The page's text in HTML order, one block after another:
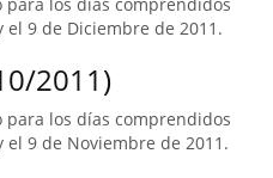
9 de Diciembre de 2011.
2011)
para los días comprendidos
9 de Noviembre de 2011.